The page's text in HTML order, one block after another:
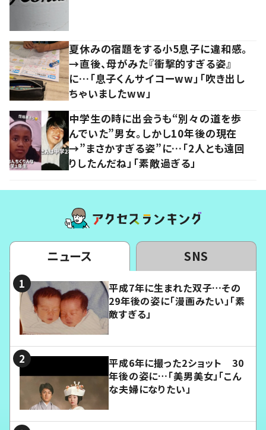
夏休みの宿題をする小5息子に違和感。
→直後、母がみた『衝撃的すぎる姿』
に…「息子くんサイコーww」「吹き出し
ちゃいましたww」
中学生の時に出会うも“別々の道を歩
んでいた”男女。しかし10年後の現在
→”まさかすぎる姿”に…「2人とも遠回
りしたんだね」「素敵過ぎる」
ニュース SNS
平成7年に生まれた双子…その
29年後の姿に「漫画みたい」「素
敵すぎる」
平成6年に撮った2ショット 30
年後の姿に…「美男美女」「こん
な夫婦になりたい」